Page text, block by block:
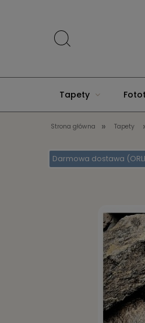
Tapety
Akcesoria do domu
Strona główna » Tapety
Darmowa dostawa